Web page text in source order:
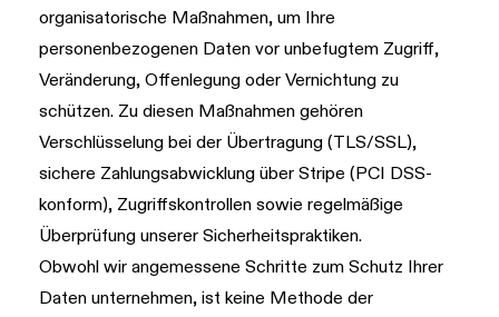
organisatorische Maßnahmen, um Ihre
personenbezogenen Daten vor unbefugtem Zugriff,
Veränderung, Offenlegung oder Vernichtung zu
schützen. Zu diesen Maßnahmen gehören
Verschlüsselung bei der Übertragung (TLS/SSL),
sichere Zahlungsabwicklung über Stripe (PCI DSS-
konform), Zugriffskontrollen sowie regelmäßige
Überprüfung unserer Sicherheitspraktiken.
Obwohl wir angemessene Schritte zum Schutz Ihrer
Daten unternehmen, ist keine Methode der